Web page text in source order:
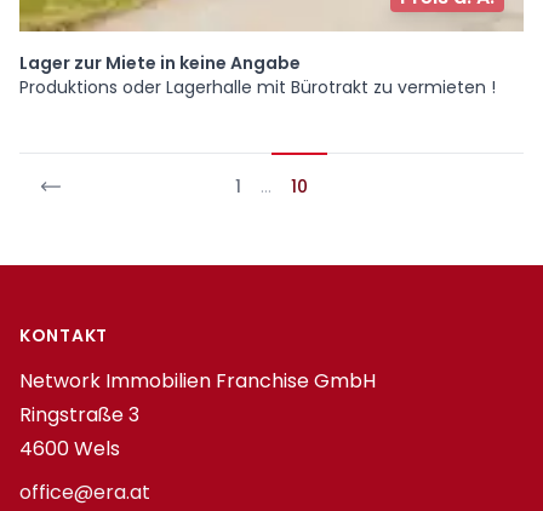
Lager zur Miete in keine Angabe
Produktions oder Lagerhalle mit Bürotrakt zu vermieten !
1 … 10
Footer
KONTAKT
Network Immobilien Franchise GmbH
Ringstraße 3
4600 Wels
office@era.at